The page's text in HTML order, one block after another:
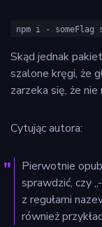
npm i - someFlag
Skąd jednak
szalone kręgi, że
zarzeka się, że nie
Cytując autora:
Pierwotnie
sprawdzić, czy
z regułami
również